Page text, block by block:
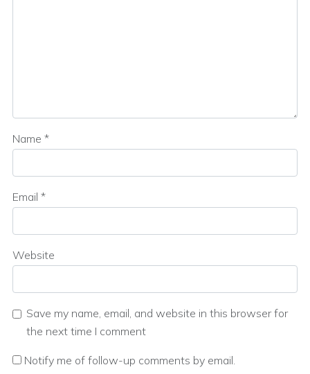
Name *
Email *
Website
Save my name, email, and website in this browser for
the next time I comment
Notify me of follow-up comments by email.